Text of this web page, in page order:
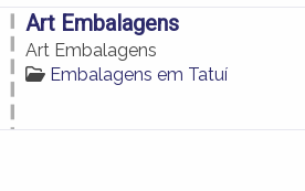
Art Embalagens
Art Embalagens
Embalagens em Tatuí